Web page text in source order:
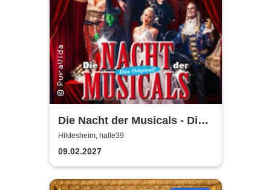
Die Nacht der Musicals - Die
erfolgreichste Musicalgala
aller Zeiten
Hildesheim, halle39
09.02.2027